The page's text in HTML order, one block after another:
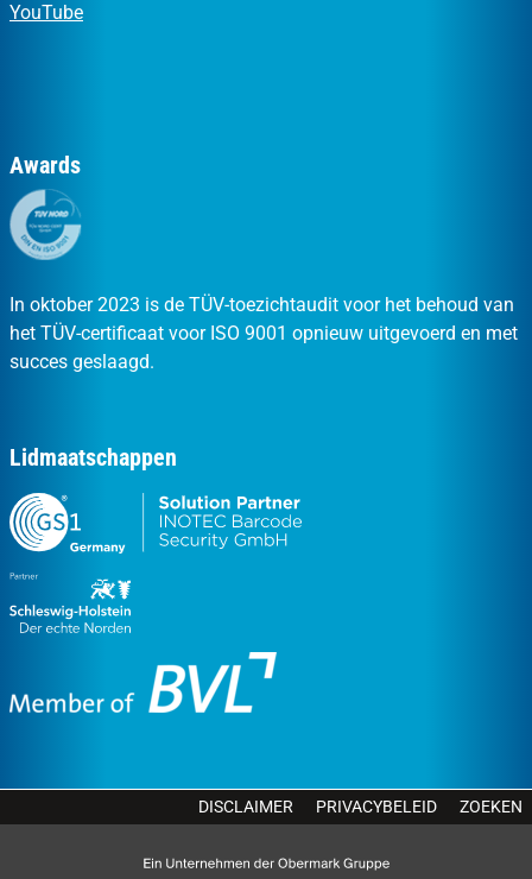
YouTube
Awards
In oktober 2023 is de TÜV-toezichtaudit voor het behoud van
het TÜV-certificaat voor ISO 9001 opnieuw uitgevoerd en met
succes geslaagd.
Lidmaatschappen
DISCLAIMER PRIVACYBELEID ZOEKEN